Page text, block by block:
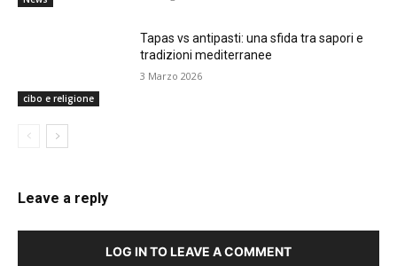
cibo e religione
Tapas vs antipasti: una sfida tra sapori e
tradizioni mediterranee
3 Marzo 2026
Leave a reply
LOG IN TO LEAVE A COMMENT